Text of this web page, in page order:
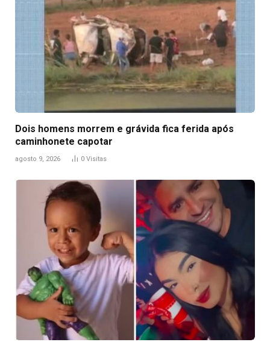
Dois homens morrem e grávida fica ferida após
caminhonete capotar
agosto 9, 2026 0 Visitas